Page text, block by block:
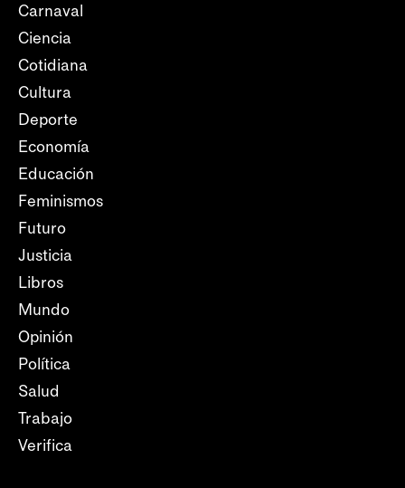
Carnaval
Ciencia
Cotidiana
Cultura
Deporte
Economía
Educación
Feminismos
Futuro
Justicia
Libros
Mundo
Opinión
Política
Salud
Trabajo
Verifica